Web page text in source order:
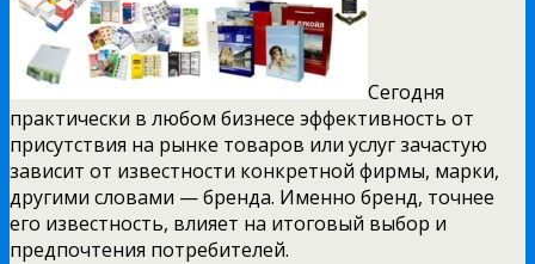
Сегодня
практически в любом бизнесе эффективность от
присутствия на рынке товаров или услуг зачастую
зависит от известности конкретной фирмы, марки,
другими словами — бренда. Именно бренд, точнее
его известность, влияет на итоговый выбор и
предпочтения потребителей.